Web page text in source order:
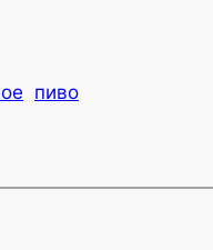
пиво